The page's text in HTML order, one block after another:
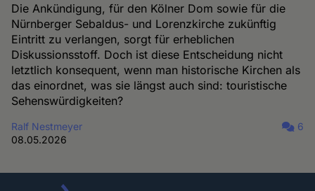
Die Ankündigung, für den Kölner Dom sowie für die
Nürnberger Sebaldus- und Lorenzkirche zukünftig
Eintritt zu verlangen, sorgt für erheblichen
Diskussionsstoff. Doch ist diese Entscheidung nicht
letztlich konsequent, wenn man historische Kirchen als
das einordnet, was sie längst auch sind: touristische
Sehenswürdigkeiten?
Ralf Nestmeyer
08.05.2026
6